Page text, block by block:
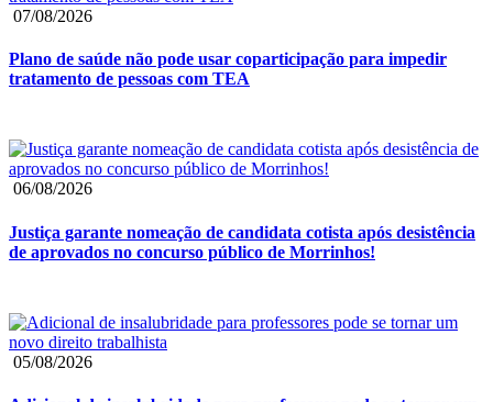
07/08/2026
Plano de saúde não pode usar coparticipação para impedir
tratamento de pessoas com TEA
06/08/2026
Justiça garante nomeação de candidata cotista após desistência
de aprovados no concurso público de Morrinhos!
05/08/2026